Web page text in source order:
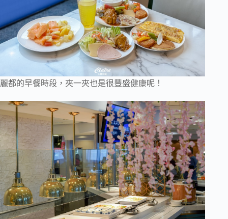
麗都的早餐時段，夾一夾也是很豐盛健康呢！